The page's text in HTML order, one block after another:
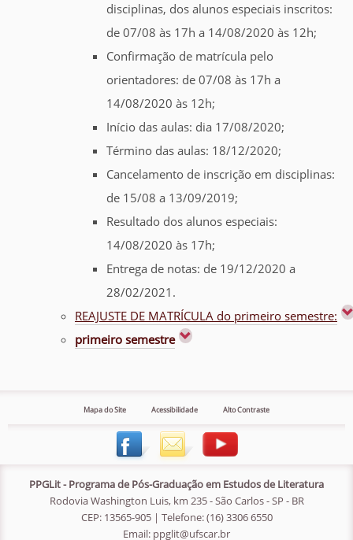
disciplinas, dos alunos especiais inscritos:
de 07/08 às 17h a 14/08/2020 às 12h;
Confirmação de matrícula pelo
orientadores: de 07/08 às 17h a
14/08/2020 às 12h;
Início das aulas: dia 17/08/2020;
Término das aulas: 18/12/2020;
Cancelamento de inscrição em disciplinas:
de 15/08 a 13/09/2019;
Resultado dos alunos especiais:
14/08/2020 às 17h;
Entrega de notas: de 19/12/2020 a
28/02/2021.
REAJUSTE DE MATRÍCULA do primeiro semestre:
primeiro semestre
Mapa do Site Acessibilidade Alto Contraste
PPGLit - Programa de Pós-Graduação em Estudos de Literatura
Rodovia Washington Luis, km 235 - São Carlos - SP - BR
CEP: 13565-905 | Telefone: (16) 3306 6550
Email: ppglit@ufscar.br